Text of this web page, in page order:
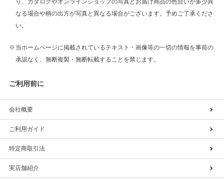
り、カタログやオンラインショップの写真とお届け商品の色合いが多少異
なる場合や柄の出方が写真と異なる場合がございます。予めご了承くださ
い。
当ホームページに掲載されているテキスト・画像等の一切の情報を事前の
承認なく、無断複製・無断転載することを禁じます。
ご利用前に
会社概要
ご利用ガイド
特定商取引法
実店舗紹介